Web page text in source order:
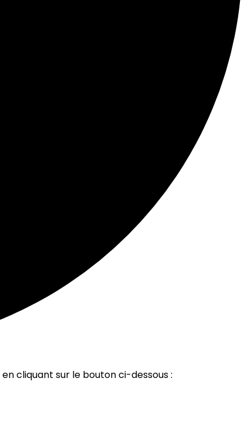
en cliquant sur le bouton ci-dessous :